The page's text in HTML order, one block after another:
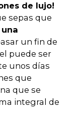
de lujo!
sepas que
un fin de
puede ser
unos días
que
que se
integral de